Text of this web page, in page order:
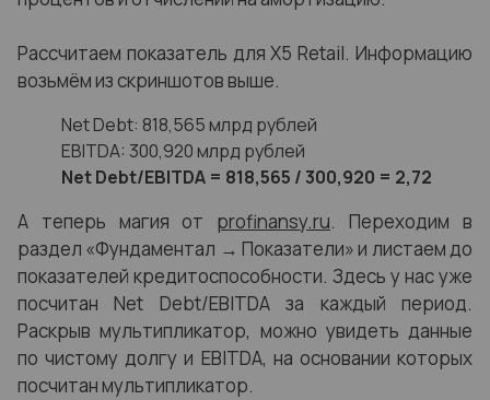
Рассчитаем показатель для X5 Retail. Информацию
возьмём из скриншотов выше.
Net Debt: 818,565 млрд рублей
EBITDA: 300,920 млрд рублей
Net Debt/EBITDA = 818,565 / 300,920 = 2,72
А теперь магия от profinansy.ru. Переходим в
раздел «Фундаментал → Показатели» и листаем до
показателей кредитоспособности. Здесь у нас уже
посчитан Net Debt/EBITDA за каждый период.
Раскрыв мультипликатор, можно увидеть данные
по чистому долгу и EBITDA, на основании которых
посчитан мультипликатор.